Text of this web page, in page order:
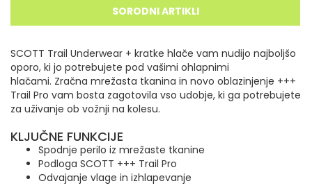
SORODNI ARTIKLI
SCOTT Trail Underwear + kratke hlače vam nudijo najboljšo
oporo, ki jo potrebujete pod vašimi ohlapnimi
hlačami. Zračna mrežasta tkanina in novo oblazinjenje +++
Trail Pro vam bosta zagotovila vso udobje, ki ga potrebujete
za uživanje ob vožnji na kolesu.
KLJUČNE FUNKCIJE
Spodnje perilo iz mrežaste tkanine
Podloga SCOTT +++ Trail Pro
Odvajanje vlage in izhlapevanje